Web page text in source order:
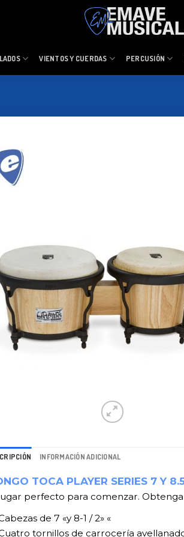
VIENTOS Y CUERDAS PERCUSIÓN
INFORMACIÓN ADICIONAL
TOCA PLAYER SERIES 7 Y
perfecto para comenzar.
de 7 «y 8-1 / 2» «
tornillos de carrocería